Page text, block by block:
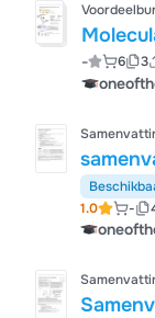
- 6 3
1.0
-